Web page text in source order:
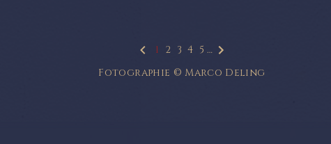
1 2 3 4 5 …
Fotographie © Marco Deling